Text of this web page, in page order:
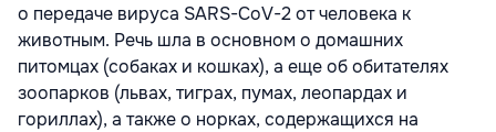
о передаче вируса SARS-CoV-2 от человека к
животным. Речь шла в основном о домашних
питомцах (собаках и кошках), а еще об обитателях
зоопарков (львах, тиграх, пумах, леопардах и
гориллах), а также о норках, содержащихся на